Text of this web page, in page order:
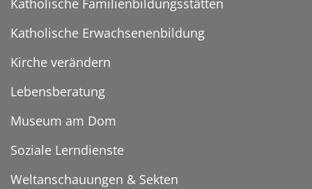
Katholische Familienbildungsstätten
Katholische Erwachsenenbildung
Kirche verändern
Lebensberatung
Museum am Dom
Soziale Lerndienste
Weltanschauungen & Sekten